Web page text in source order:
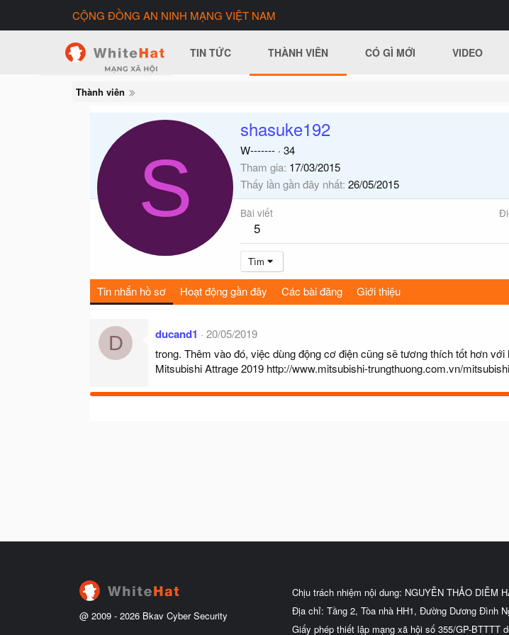
CỘNG ĐỒNG AN NINH MẠNG VIỆT NAM
TIN TỨC THÀNH VIÊN CÓ GÌ MỚI VIDEO
Thành viên
S
shasuke192
W------- · 34
Tham gia 17/03/2015
Thấy lần gần đây nhất 26/05/2015
Bài viết
5
Tìm
Tin nhắn hồ sơ Hoạt động gần đây Các bài đăng Giới thiệu
D ducand1
20/05/2019
trong. Thêm vào đó, việc dùng động cơ điện cũng sẽ tương thích tốt hơn
Mitsubishi Attrage 2019 http://www.mitsubishi-trungthuong.com.vn/
@ 2009 - 2026 Bkav Cyber Security
Chịu trách nhiệm nội dung: NGUYỄN THẢO DIỄM
Địa chỉ: Tầng 2, Tòa nhà HH1, Đường Dương Đình
Giấy phép thiết lập mạng xã hội số 355/GP-BTTTT